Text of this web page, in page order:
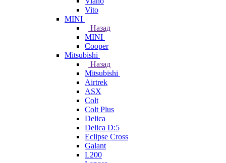
Vito
MINI
Назад
MINI
Cooper
Mitsubishi
Назад
Mitsubishi
Airtrek
ASX
Colt
Colt Plus
Delica
Delica D:5
Eclipse Cross
Galant
L200